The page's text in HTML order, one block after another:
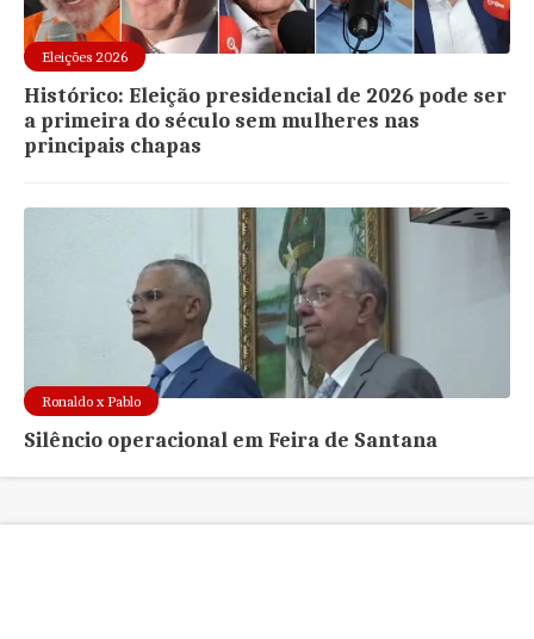
Eleições 2026
Histórico: Eleição presidencial de 2026 pode ser
a primeira do século sem mulheres nas
principais chapas
Ronaldo x Pablo
Silêncio operacional em Feira de Santana